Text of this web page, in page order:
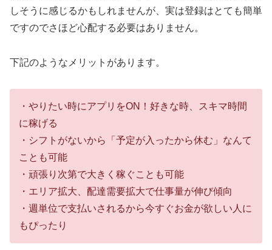
しそうに感じるかもしれませんが、実は登録はとても簡単
ですのでさほど心配する必要はありません。
下記のようなメリットがあります。
・やりたい時にアプリをON！好きな時、スキマ時間
に稼げる
・シフトがないから「予定が入ったから休む」なんて
ことも可能
・頑張り次第で大きく稼ぐことも可能
・エリア拡大、配達需要拡大で仕事量が伸び傾向
・週単位で支払いされるから今すぐお金が欲しい人に
もぴったり